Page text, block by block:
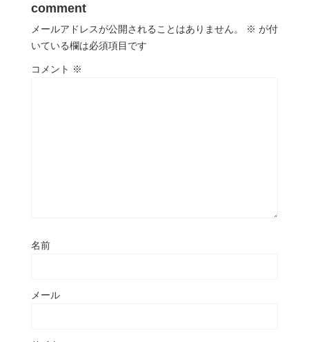
comment
メールアドレスが公開されることはありません。 ※ が付
いている欄は必須項目です
コメント ※
名前
メール